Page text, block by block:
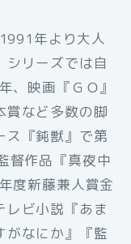
年より大人
リーズでは自
、映画『ＧＯ』
賞など多数の脚
ス『鈍獣』で第
督作品『真夜中
度新藤兼人賞金
レビ小説『あま
がなにか』『監